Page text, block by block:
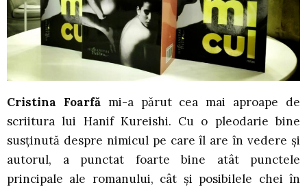
Cristina Foarfămi-a părut cea mai aproape de
scriitura lui Hanif Kureishi. Cu o pleodarie bine
susținută despre nimicul pe care îl are în vedere și
autorul, a punctat foarte bine atât punctele
principale ale romanului, cât și posibilele chei în